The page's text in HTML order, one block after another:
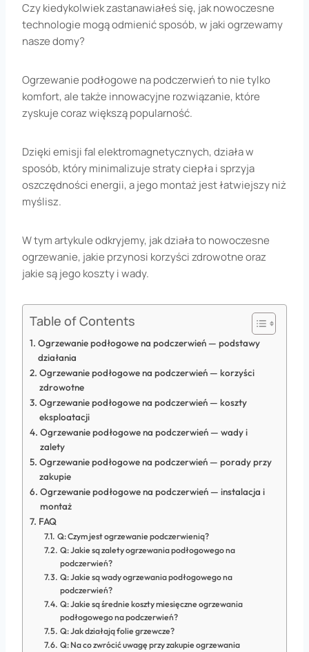
Czy kiedykolwiek zastanawiałeś się, jak nowoczesne
technologie mogą odmienić sposób, w jaki ogrzewamy
nasze domy?
Ogrzewanie podłogowe na podczerwień to nie tylko
komfort, ale także innowacyjne rozwiązanie, które
zyskuje coraz większą popularność.
Dzięki emisji fal elektromagnetycznych, działa w
sposób, który minimalizuje straty ciepła i sprzyja
oszczędności energii, a jego montaż jest łatwiejszy niż
myślisz.
W tym artykule odkryjemy, jak działa to nowoczesne
ogrzewanie, jakie przynosi korzyści zdrowotne oraz
jakie są jego koszty i wady.
Table of Contents
Ogrzewanie podłogowe na podczerwień — podstawy
działania
Ogrzewanie podłogowe na podczerwień — korzyści
zdrowotne
Ogrzewanie podłogowe na podczerwień — koszty
eksploatacji
Ogrzewanie podłogowe na podczerwień — wady i
zalety
Ogrzewanie podłogowe na podczerwień — porady przy
zakupie
Ogrzewanie podłogowe na podczerwień — instalacja i
montaż
FAQ
Q: Czym jest ogrzewanie podczerwienią?
Q: Jakie są zalety ogrzewania podłogowego na
podczerwień?
Q: Jakie są wady ogrzewania podłogowego na
podczerwień?
Q: Jakie są średnie koszty miesięczne ogrzewania
podłogowego na podczerwień?
Q: Jak działają folie grzewcze?
Q: Na co zwrócić uwagę przy zakupie ogrzewania